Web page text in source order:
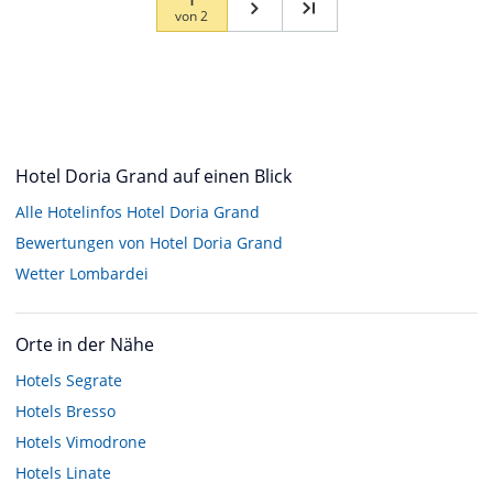
von2
Hotel Doria Grand auf einen Blick
Alle Hotelinfos Hotel Doria Grand
Bewertungen von Hotel Doria Grand
Wetter Lombardei
Orte in der Nähe
Hotels Segrate
Hotels Bresso
Hotels Vimodrone
Hotels Linate